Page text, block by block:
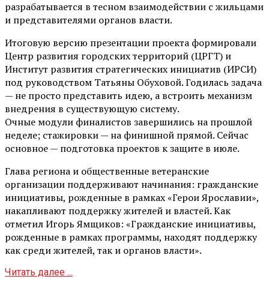
разрабатывается в тесном взаимодействии с жильцами
и представителями органов власти.
Итоговую версию презентации проекта формировали
Центр развития городских территорий (ЦРГТ) и
Институт развития стратегических инициатив (ИРСИ)
под руководством Татьяны Обуховой. Годилась задача
— не просто представить идею, а встроить механизм
внедрения в существующую систему.
Очные модули финалистов завершились на прошлой
неделе; стажировки — на финишной прямой. Сейчас
основное — подготовка проектов к защите в июле.
Глава региона и общественные ветеранские
организации поддерживают начинания: гражданские
инициативы, рожденные в рамках «Герои Ярославии»,
накапливают поддержку жителей и властей. Как
отметил Игорь Ямщиков: «Гражданские инициативы,
рожденные в рамках программы, находят поддержку
как среди жителей, так и органов власти».
Читать далее ...